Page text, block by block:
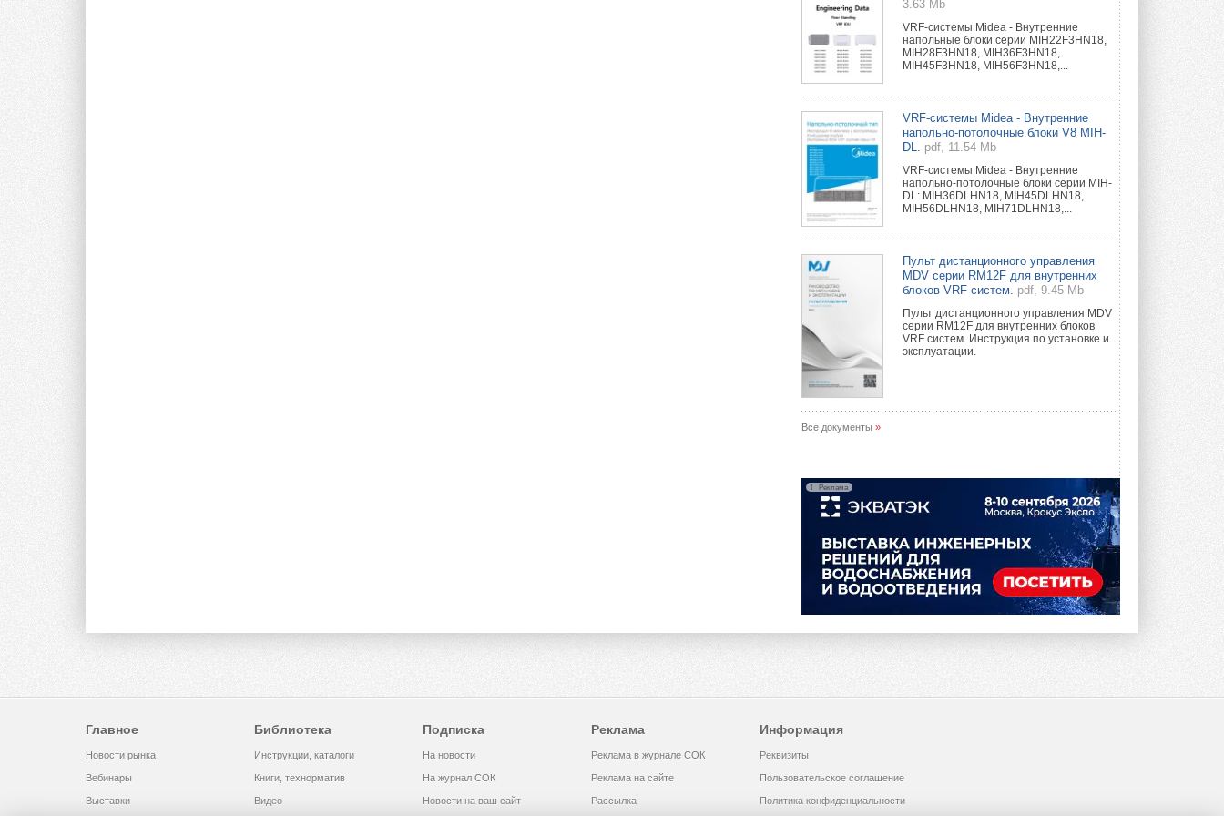
3.63 Mb
VRF-системы Midea - Внутренние
напольные блоки серии MIH22F3HN18,
MIH28F3HN18, MIH36F3HN18,
MIH45F3HN18, MIH56F3HN18,...
VRF-системы Midea - Внутренние
напольно-потолочные блоки V8 MIH-
DL.
pdf, 11.54 Mb
VRF-системы Midea - Внутренние
напольно-потолочные блоки серии MIH-
DL: MIH36DLHN18, MIH45DLHN18,
MIH56DLHN18, MIH71DLHN18,...
Пульт дистанционного управления
MDV серии RM12F для внутренних
блоков VRF систем.
pdf, 9.45 Mb
Пульт дистанционного управления MDV
серии RM12F для внутренних блоков
VRF систем. Инструкция по установке и
эксплуатации.
Все документы »
Реклама
Главное
Новости рынка
Вебинары
Выставки
Библиотека
Инструкции, каталоги
Книги, технорматив
Видео
Подписка
На новости
На журнал СОК
Новости на ваш сайт
Реклама
Реклама в журнале СОК
Реклама на сайте
Рассылка
Информация
Реквизиты
Пользовательское соглашение
Политика конфиденциальности